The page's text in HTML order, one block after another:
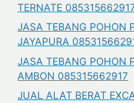
TERNATE
JASA TEBANG POHON
JAYAPURA
JASA TEBANG POHON
AMBON 085315662917
JUAL ALAT BERAT